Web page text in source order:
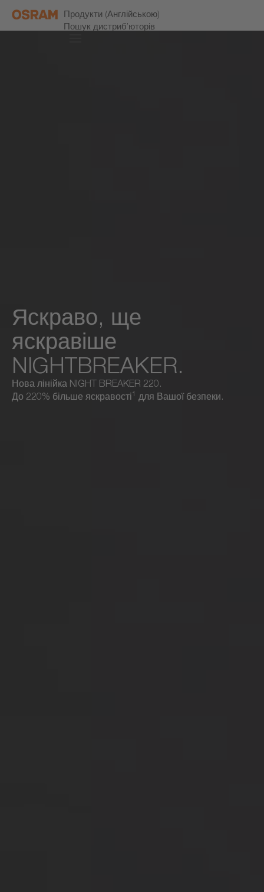
Продукти (Англійською)
Пошук дистриб’юторів
Яскраво, ще
яскравіше
NIGHTBREAKER.
Нова лінійка NIGHT BREAKER 220.
До 220% більше яскравості1 для Вашої безпеки.